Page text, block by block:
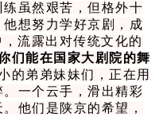
虽然艰苦，但格外十
想努力学好京剧，成
流露出对传统文化的
们能在国家大剧院的舞
的弟弟妹妹们，正在用
一个云手，滑出精彩
他们是陕京的希望，